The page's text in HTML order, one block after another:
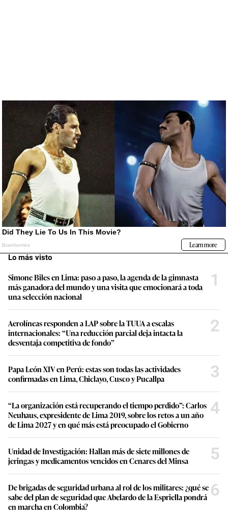
Lo más visto
Simone Biles en Lima: paso a paso, la agenda de la gimnasta
más ganadora del mundo y una visita que emocionará a toda
una selección nacional
1
Aerolíneas responden a LAP sobre la TUUA a escalas
internacionales: “Una reducción parcial deja intacta la
desventaja competitiva de fondo”
2
Papa León XIV en Perú: estas son todas las actividades
confirmadas en Lima, Chiclayo, Cusco y Pucallpa
3
“La organización está recuperando el tiempo perdido”: Carlos
Neuhaus, expresidente de Lima 2019, sobre los retos a un año
de Lima 2027 y en qué más está preocupado el Gobierno
4
Unidad de Investigación: Hallan más de siete millones de
jeringas y medicamentos vencidos en Cenares del Minsa
5
De brigadas de seguridad urbana al rol de los militares: ¿qué se
sabe del plan de seguridad que Abelardo de la Espriella pondrá
en marcha en Colombia?
6